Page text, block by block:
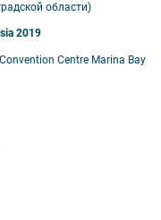
области)
2019
Centre Marina Bay